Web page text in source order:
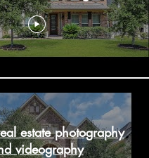
estate photography
videography